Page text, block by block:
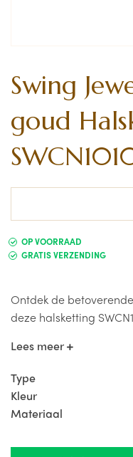
Swing
goud
OP VOORRAAD
GRATIS VERZENDING
Ontdek de
deze halsketting
Een unieke collectie
geproduceerd in
unieke
Of je nu op zoek bent
Lees meer
Type
Kleur
Materiaal